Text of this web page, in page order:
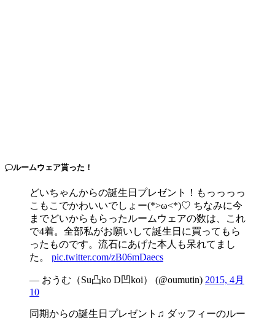
ルームウェア貰った！
どいちゃんからの誕生日プレゼント！もっっっっ
こもこでかわいいでしょー(*>ω<*)♡ ちなみに今
までどいからもらったルームウェアの数は、これ
で4着。全部私がお願いして誕生日に買ってもら
ったものです。流石にあげた本人も呆れてまし
た。 pic.twitter.com/zB06mDaecs
— おうむ（Su凸ko D凹koi） (@oumutin) 2015, 4月
10
同期からの誕生日プレゼント♫ ダッフィーのルー